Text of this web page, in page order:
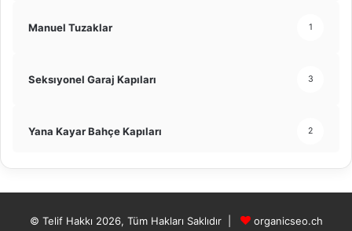
Manuel Tuzaklar 1
Seksıyonel Garaj Kapıları 3
Yana Kayar Bahçe Kapıları 2
© Telif Hakkı 2026, Tüm Hakları Saklıdır | organicseo.ch